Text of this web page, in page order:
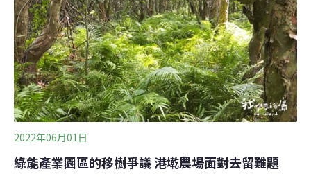
2022年06月01日
綠能產業園區的移樹爭議 港墘農場面對去留難題